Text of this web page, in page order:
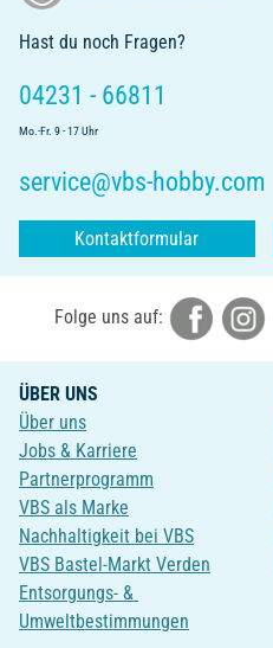
Hast du noch Fragen?
04231 - 66811
Mo.-Fr. 9 - 17 Uhr
service@vbs-hobby.com
Kontaktformular
Folge uns auf:
ÜBER UNS
Über uns
Jobs & Karriere
Partnerprogramm
VBS als Marke
Nachhaltigkeit bei VBS
VBS Bastel-Markt Verden
Entsorgungs- &
Umweltbestimmungen